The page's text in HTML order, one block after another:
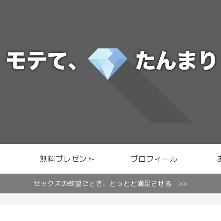
無料プレゼント プロフィール
セックスの欲望ごとき、とっとと満足させる >>